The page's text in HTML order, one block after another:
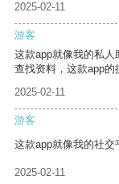
2025-02-11
游客
这款app就像我的私
查找资料，这款app的
2025-02-11
游客
这款app就像我的社交
2025-02-11